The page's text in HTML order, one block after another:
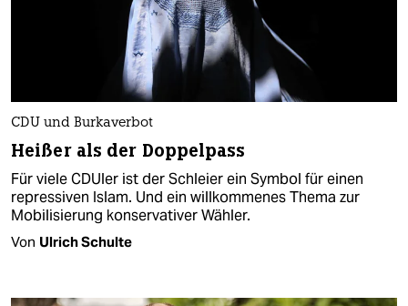
CDU und Burkaverbot
Heißer als der Doppelpass
Für viele CDUler ist der Schleier ein Symbol für einen
repressiven Islam. Und ein willkommenes Thema zur
Mobilisierung konservativer Wähler.
Von Ulrich Schulte